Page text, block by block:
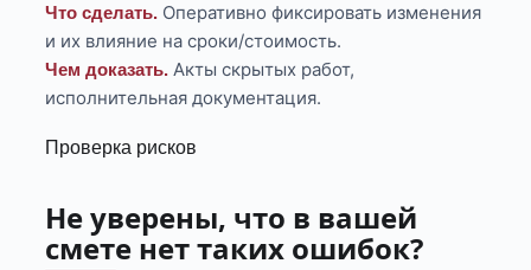
Что сделать. Оперативно фиксировать изменения
и их влияние на сроки/стоимость.
Чем доказать. Акты скрытых работ,
исполнительная документация.
Проверка рисков
Не уверены, что в вашей
смете нет таких ошибок?